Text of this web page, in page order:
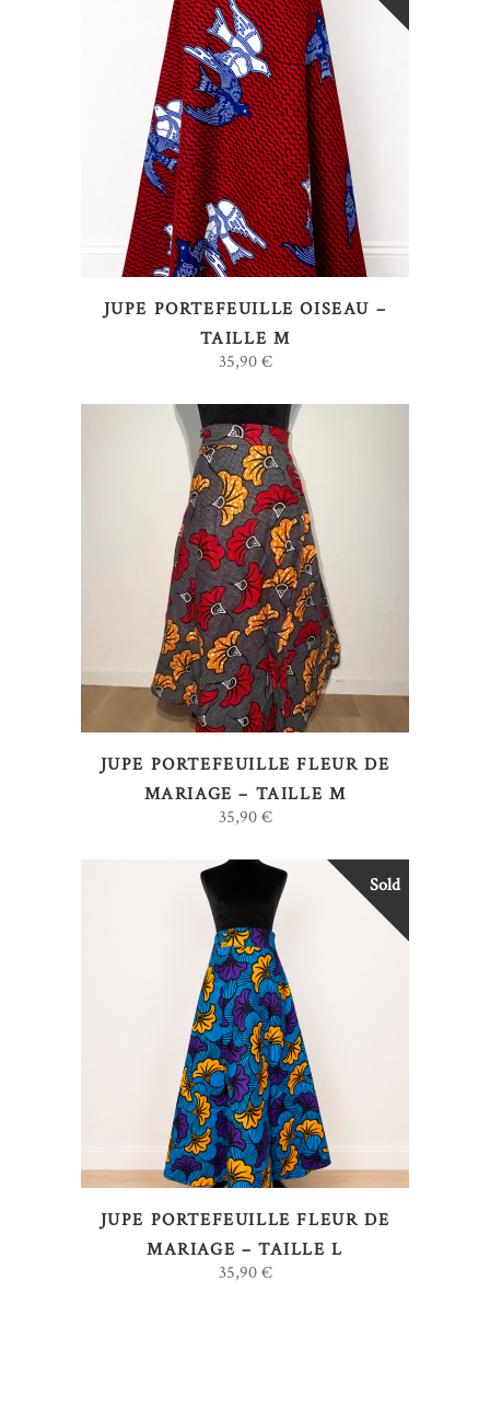
LIRE LA SUITE
JUPE PORTEFEUILLE OISEAU –
TAILLE M
35,90€
AJOUTER AU PANIER
JUPE PORTEFEUILLE FLEUR DE
MARIAGE – TAILLE M
35,90€
Sold
LIRE LA SUITE
JUPE PORTEFEUILLE FLEUR DE
MARIAGE – TAILLE L
35,90€